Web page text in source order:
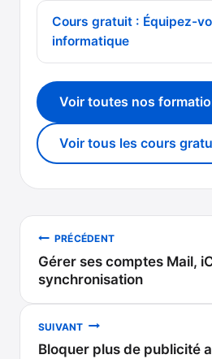
Cours gratuit : Équipez-
informatique
Voir toutes nos
Voir tous les cours
Navigation
de
l’article
PRÉCÉDENT
Gérer ses comptes Mail,
synchronisation
SUIVANT
Bloquer plus de publicité